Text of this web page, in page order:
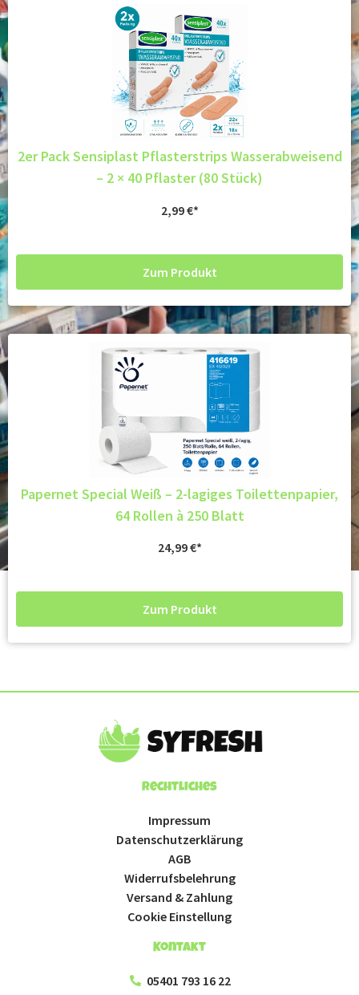
2er Pack Sensiplast Pflasterstrips Wasserabweisend
– 2 × 40 Pflaster (80 Stück)
2,99€
Zum Produkt
Papernet Special Weiß – 2-lagiges Toilettenpapier,
64 Rollen à 250 Blatt
24,99€
Zum Produkt
Rechtliches
Impressum
Datenschutzerklärung
AGB
Widerrufsbelehrung
Versand & Zahlung
Cookie Einstellung
Kontakt
05401 793 16 22